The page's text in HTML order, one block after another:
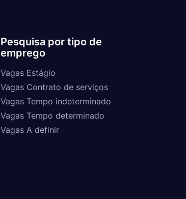
Pesquisa por tipo de
emprego
Vagas Estágio
Vagas Contrato de serviços
Vagas Tempo indeterminado
Vagas Tempo determinado
Vagas A definir